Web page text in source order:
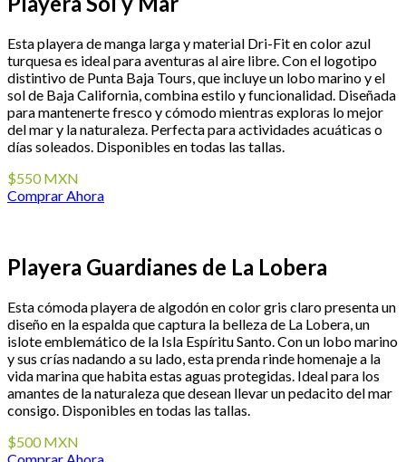
Esta playera de manga larga y material Dri-Fit en color azul
turquesa es ideal para aventuras al aire libre. Con el logotipo
distintivo de Punta Baja Tours, que incluye un lobo marino y el
sol de Baja California, combina estilo y funcionalidad. Diseñada
para mantenerte fresco y cómodo mientras exploras lo mejor
del mar y la naturaleza. Perfecta para actividades acuáticas o
días soleados. Disponibles en todas las tallas.
$550 MXN
Comprar Ahora
Playera Guardianes de La Lobera
Esta cómoda playera de algodón en color gris claro presenta un
diseño en la espalda que captura la belleza de La Lobera, un
islote emblemático de la Isla Espíritu Santo. Con un lobo marino
y sus crías nadando a su lado, esta prenda rinde homenaje a la
vida marina que habita estas aguas protegidas. Ideal para los
amantes de la naturaleza que desean llevar un pedacito del mar
consigo. Disponibles en todas las tallas.
$500 MXN
Comprar Ahora